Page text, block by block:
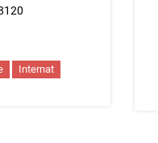
Internat